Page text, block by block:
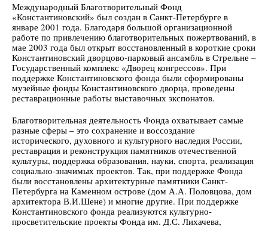
Международный Благотворительный Фонд
«Константиновский» был создан в Санкт-Петербурге в
январе 2001 года. Благодаря большой организационной
работе по привлечению благотворительных пожертвований, в
мае 2003 года был открыт восстановленный в короткие сроки
Константиновский дворцово-парковый ансамбль в Стрельне –
Государственный комплекс «Дворец конгрессов». При
поддержке Константиновского фонда были сформированы
музейные фонды Константиновского дворца, проведены
реставрационные работы выставочных экспонатов.
Благотворительная деятельность Фонда охватывает самые
разные сферы – это сохранение и воссоздание
исторического, духовного и культурного наследия России,
реставрация и реконструкция памятников отечественной
культуры, поддержка образования, науки, спорта, реализация
социально-значимых проектов. Так, при поддержке Фонда
были восстановлены архитектурные памятники Санкт-
Петербурга на Каменном острове (дом А.А. Половцова, дом
архитектора В.И.Шене) и многие другие. При поддержке
Константиновского фонда реализуются культурно-
просветительские проекты Фонда им. Д.С. Лихачева,